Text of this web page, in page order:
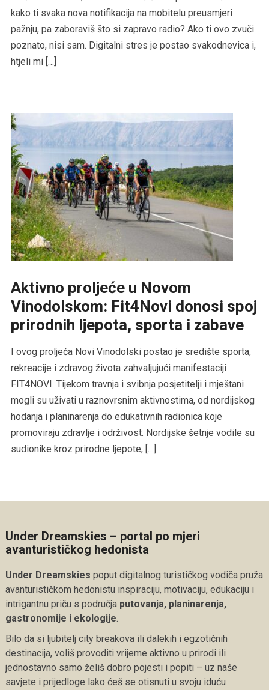
kako ti svaka nova notifikacija na mobitelu preusmjeri
pažnju, pa zaboraviš što si zapravo radio? Ako ti ovo zvuči
poznato, nisi sam. Digitalni stres je postao svakodnevica i,
htjeli mi […]
Aktivno proljeće u Novom
Vinodolskom: Fit4Novi donosi spoj
prirodnih ljepota, sporta i zabave
I ovog proljeća Novi Vinodolski postao je središte sporta,
rekreacije i zdravog života zahvaljujući manifestaciji
FIT4NOVI. Tijekom travnja i svibnja posjetitelji i mještani
mogli su uživati u raznovrsnim aktivnostima, od nordijskog
hodanja i planinarenja do edukativnih radionica koje
promoviraju zdravlje i održivost. Nordijske šetnje vodile su
sudionike kroz prirodne ljepote, […]
Under Dreamskies – portal po mjeri
avanturističkog hedonista
Under Dreamskies poput digitalnog turističkog vodiča pruža
avanturističkom hedonistu inspiraciju, motivaciju, edukaciju i
intrigantnu priču s područja putovanja, planinarenja,
gastronomije i ekologije.
Bilo da si ljubitelj city breakova ili dalekih i egzotičnih
destinacija, voliš provoditi vrijeme aktivno u prirodi ili
jednostavno samo želiš dobro pojesti i popiti – uz naše
savjete i prijedloge lako ćeš se otisnuti u svoju iduću